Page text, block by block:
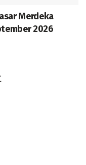
Merdeka
2026